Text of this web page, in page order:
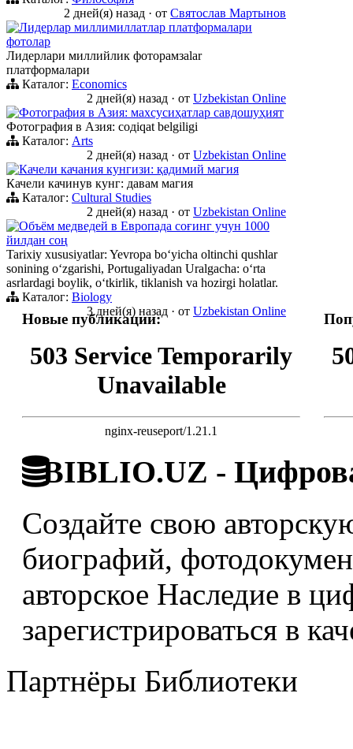
2 дней(я) назад · от Святослав Мартынов
Лидерлар миллимиллатлар платформалари
фотолар
Лидерлари миллийлик фоторамзalar
платформалари
Каталог: Economics
2 дней(я) назад · от Uzbekistan Online
Фотография в Азия: махсусиҳатлар савдошуҳият
Фотография в Азия: содiqat belgiligi
Каталог: Arts
2 дней(я) назад · от Uzbekistan Online
Качели качания кунгизи: қадимий магия
Качели качинув кунг: давам магия
Каталог: Cultural Studies
2 дней(я) назад · от Uzbekistan Online
Объём медведей в Европада соғинг учун 1000
йилдан соң
Tarixiy xususiyatlar: Yevropa boʻyicha oltinchi qushlar
sonining oʻzgarishi, Portugaliyadan Uralgacha: oʻrta
asrlardagi boylik, oʻtkirlik, tiklanish va hozirgi holatlar.
Каталог: Biology
3 дней(я) назад · от Uzbekistan Online
Новые публикации:
503 Service Temporarily
Unavailable
nginx-reuseport/1.21.1
BIBLIO.UZ -
Создайте свою
биографий,
авторское Наследие в
зарегистрироваться в
Партнёры Библиотеки